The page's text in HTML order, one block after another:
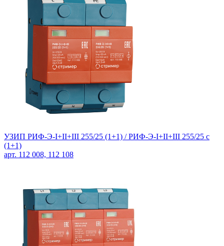
УЗИП РИФ-Э-I+II+III 255/25 (1+1) / РИФ-Э-I+II+III 255/25 c
(1+1)
арт. 112 008, 112 108